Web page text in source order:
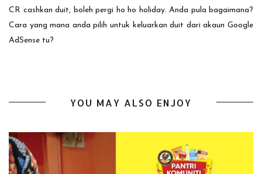
CR cashkan duit, boleh pergi ho ho holiday. Anda pula bagaimana?
Cara yang mana anda pilih untuk keluarkan duit dari akaun Google
AdSense tu?
YOU MAY ALSO ENJOY